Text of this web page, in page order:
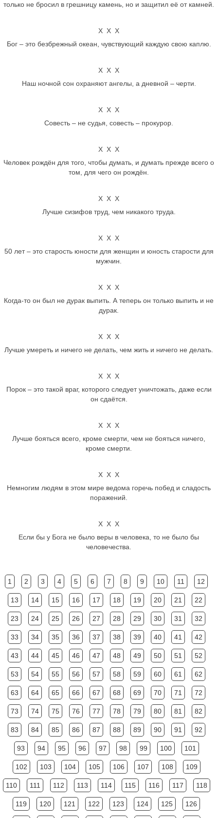
только не бросил в грешницу камень, но и защитил её от камней.
Х Х Х
Бог – это безбрежный океан, чувствующий каждую свою каплю.
Х Х Х
Наш ночной сон охраняют ангелы, а дневной – черти.
Х Х Х
Совесть – не судья, совесть – прокурор.
Х Х Х
Человек рождён для того, чтобы думать, и думать прежде всего о
том, для чего он рождён.
Х Х Х
Лучше сизифов труд, чем никакого труда.
Х Х Х
50 лет – это старость юности для женщин и юность старости для
мужчин.
Х Х Х
Когда-то он был не дурак выпить. А теперь он только выпить и не
дурак.
Х Х Х
Лучше умереть и ничего не делать, чем жить и ничего не делать.
Х Х Х
Порок – это такой враг, которого следует уничтожать, даже если
он сдаётся.
Х Х Х
Лучше бояться всего, кроме смерти, чем не бояться ничего,
кроме смерти.
Х Х Х
Немногим людям в этом мире ведома горечь побед и сладость
поражений.
Х Х Х
Если бы у Бога не было веры в человека, то не было бы
человечества.
1 2 3 4 5 6 7 8 9 10 11 12
13 14 15 16 17 18 19 20 21 22
23 24 25 26 27 28 29 30 31 32
33 34 35 36 37 38 39 40 41 42
43 44 45 46 47 48 49 50 51 52
53 54 55 56 57 58 59 60 61 62
63 64 65 66 67 68 69 70 71 72
73 74 75 76 77 78 79 80 81 82
83 84 85 86 87 88 89 90 91 92
93 94 95 96 97 98 99 100 101
102 103 104 105 106 107 108 109
110 111 112 113 114 115 116 117 118
119 120 121 122 123 124 125 126